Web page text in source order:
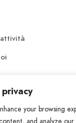
your browsing